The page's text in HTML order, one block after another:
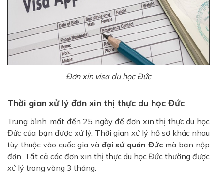
Đơn xin visa du học Đức
Thời gian xử lý đơn xin thị thực du học Đức
Trung bình, mất đến 25 ngày để đơn xin thị thực du học
Đức của bạn được xử lý. Thời gian xử lý hồ sơ khác nhau
tùy thuộc vào quốc gia và đại sứ quán Đức mà bạn nộp
đơn. Tất cả các đơn xin thị thực du học Đức thường được
xử lý trong vòng 3 tháng.